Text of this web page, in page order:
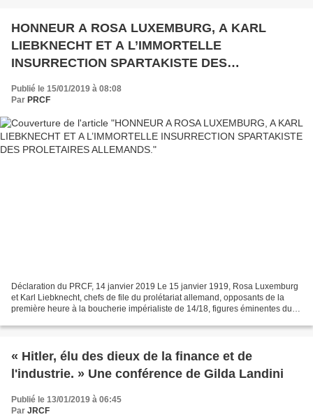
HONNEUR A ROSA LUXEMBURG, A KARL
LIEBKNECHT ET A L’IMMORTELLE
INSURRECTION SPARTAKISTE DES
Publié le 15/01/2019 à 08:08
Par PRCF
Déclaration du PRCF, 14 janvier 2019 Le 15 janvier 1919, Rosa Luxemburg
et Karl Liebknecht, chefs de file du prolétariat allemand, opposants de la
première heure à la boucherie impérialiste de 14/18, figures éminentes du
« Hitler, élu des dieux de la finance et de
l'industrie. » Une conférence de Gilda Landini
Publié le 13/01/2019 à 06:45
Par JRCF